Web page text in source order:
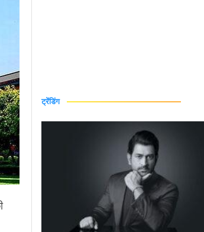
ट्रेंडिंग